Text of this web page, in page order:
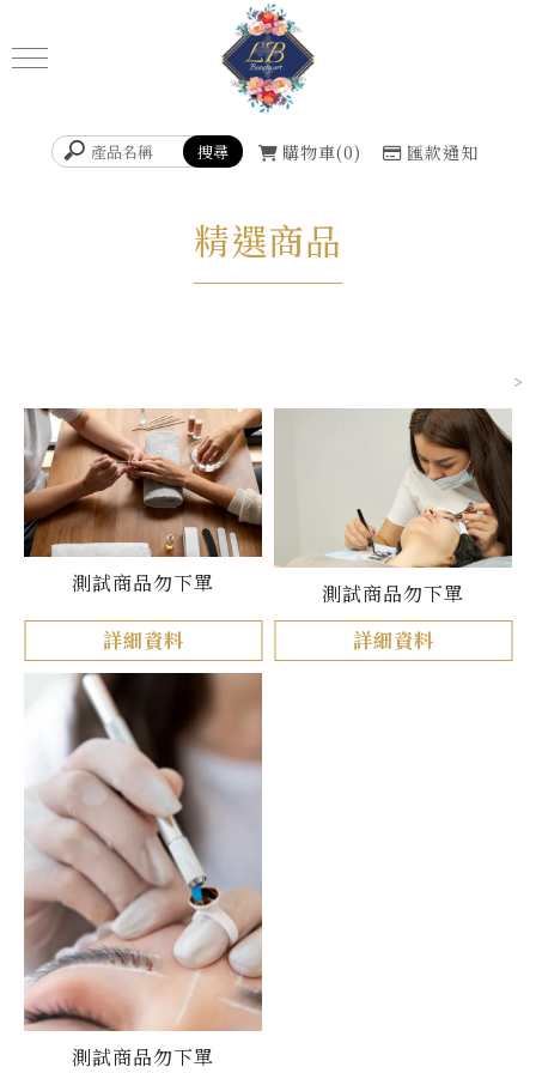
購物車 0 匯款通知
精選商品
>
測試商品勿下單
詳細資料
測試商品勿下單
詳細資料
測試商品勿下單